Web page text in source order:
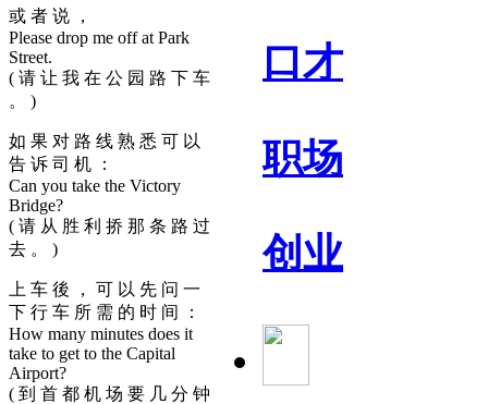
口才
职场
创业
或 者 说 ，
Please drop me off at Park
Street.
( 请 让 我 在 公 园 路 下 车
。 )
如 果 对 路 线 熟 悉 可 以
告 诉 司 机 ：
Can you take the Victory
Bridge?
( 请 从 胜 利 挢 那 条 路 过
去 。 )
上 车 後 ， 可 以 先 问 一
下 行 车 所 需 的 时 间 ：
How many minutes does it
take to get to the Capital
Airport?
( 到 首 都 机 场 要 几 分 钟